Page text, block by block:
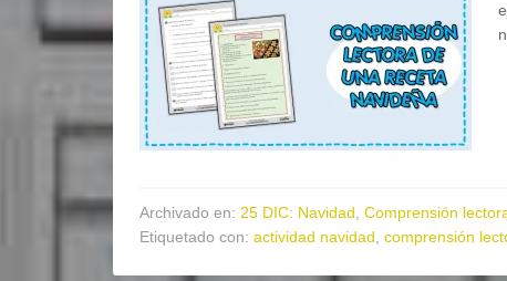
Archivado en: 25 DIC: Navidad Comprensión
Etiquetado con: actividad navidad comprensión